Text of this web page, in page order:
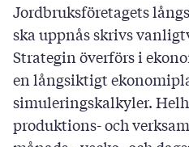
Jordbruksföretagets
ska uppnås skrivs
Strategin överförs i
en långsiktigt
simuleringskalkyler.
produktions- och